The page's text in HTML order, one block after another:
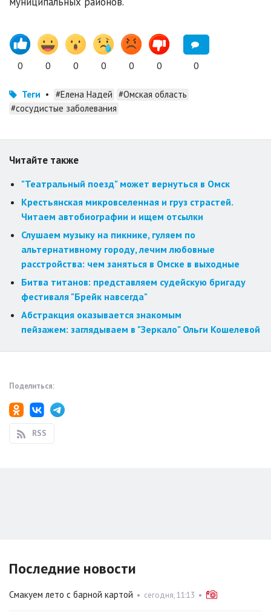
0 0 0 0 0 0 0
Теги • #Елена Надей #Омская область
#сосудистые заболевания
Читайте также
"Театральный поезд" может вернуться в Омск
Крестьянская микровселенная и груз страстей.
Читаем автобиографии и ищем отсылки
Слушаем музыку на пикнике, гуляем по
альтернативному городу, лечим любовные
расстройства: чем заняться в Омске в выходные
Битва титанов: представляем судейскую бригаду
фестиваля "Брейк навсегда"
Абстракция оказывается знакомым
пейзажем: заглядываем в "Зеркало" Ольги Кошелевой
Поделиться:
RSS
Последние новости
Смакуем лето с барной картой • сегодня, 11:13 •